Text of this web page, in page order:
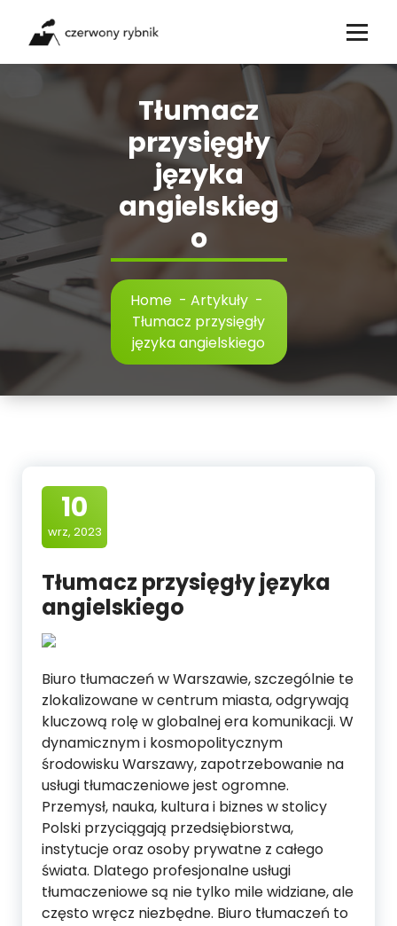
content
Tłumacz
przysięgły
języka
angielskieg
o
Home - Artykuły -
Tłumacz przysięgły
języka angielskiego
10
wrz, 2023
Tłumacz przysięgły języka
angielskiego
Biuro tłumaczeń w Warszawie, szczególnie te
zlokalizowane w centrum miasta, odgrywają
kluczową rolę w globalnej era komunikacji. W
dynamicznym i kosmopolitycznym
środowisku Warszawy, zapotrzebowanie na
usługi tłumaczeniowe jest ogromne.
Przemysł, nauka, kultura i biznes w stolicy
Polski przyciągają przedsiębiorstwa,
instytucje oraz osoby prywatne z całego
świata. Dlatego profesjonalne usługi
tłumaczeniowe są nie tylko mile widziane, ale
często wręcz niezbędne. Biuro tłumaczeń to